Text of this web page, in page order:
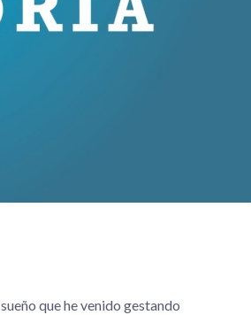
que he venido gestando